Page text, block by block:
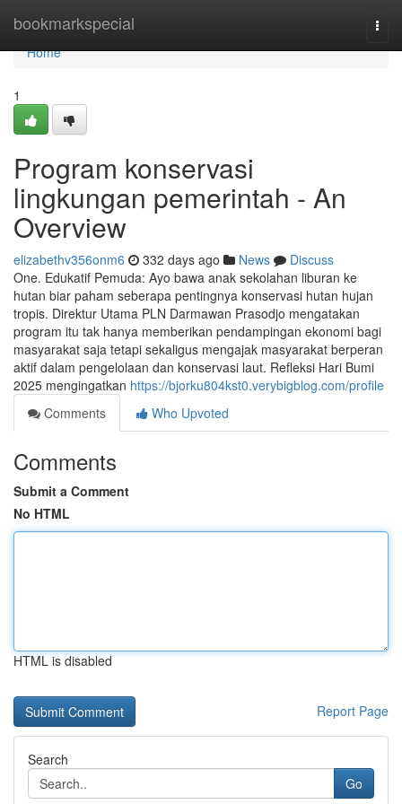
bookmarkspecial
Home
Home
1
Program konservasi
lingkungan pemerintah - An
Overview
elizabethv356onm6 332 days ago News
Discuss
One. Edukatif Pemuda: Ayo bawa anak sekolahan liburan ke
hutan biar paham seberapa pentingnya konservasi hutan hujan
tropis. Direktur Utama PLN Darmawan Prasodjo mengatakan
program itu tak hanya memberikan pendampingan ekonomi bagi
masyarakat saja tetapi sekaligus mengajak masyarakat berperan
aktif dalam pengelolaan dan konservasi laut. Refleksi Hari Bumi
2025 mengingatkan https://bjorku804kst0.verybigblog.com/profile
Comments
Who Upvoted
Comments
Submit a Comment
No HTML
HTML is disabled
Report Page
Search
Go